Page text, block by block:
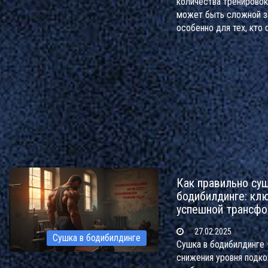
может быть сложной
особенно для тех, кто
укрепить мышцы и
физическую форму. В
рассказывается о том,
стоит заниматься,
желаемых
методы тренировок
этом эффективны. Мы
разберем ключевую
восстановления мышц.
упражнения подойдут
как их сочетать,
тренировки
безопасными.
Сушка в бодибилдинге
Как правильно
бодибилдинге:
успешной
27.02.2025
Сушка в
снижения уровня